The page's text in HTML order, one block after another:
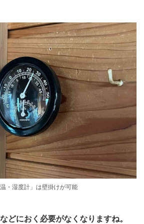
・湿度計」は壁掛けが可能
どにおく必要がなくなりますね。